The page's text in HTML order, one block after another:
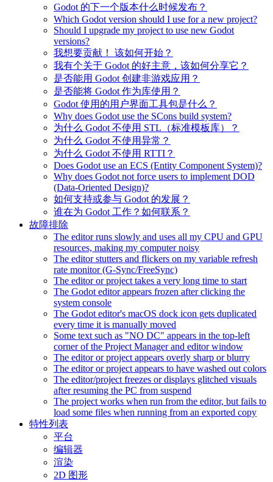
Godot 的下一个版本什么时候发布？
Which Godot version should I use for a new project?
Should I upgrade my project to use new Godot
versions?
我想要贡献！ 该如何开始？
我有个关于 Godot 的好主意，该如何分享它？
是否能用 Godot 创建非游戏应用？
是否能将 Godot 作为库使用？
Godot 使用的用户界面工具包是什么？
Why does Godot use the SCons build system?
为什么 Godot 不使用 STL（标准模板库）？
为什么 Godot 不使用异常？
为什么 Godot 不使用 RTTI？
Does Godot use an ECS (Entity Component System)?
Why does Godot not force users to implement DOD
(Data-Oriented Design)?
如何支持或参与 Godot 的发展？
谁在为 Godot 工作？如何联系？
故障排除
The editor runs slowly and uses all my CPU and GPU
resources, making my computer noisy
The editor stutters and flickers on my variable refresh
rate monitor (G-Sync/FreeSync)
The editor or project takes a very long time to start
The Godot editor appears frozen after clicking the
system console
The Godot editor's macOS dock icon gets duplicated
every time it is manually moved
Some text such as "NO DC" appears in the top-left
corner of the Project Manager and editor window
The editor or project appears overly sharp or blurry
The editor or project appears to have washed out colors
The editor/project freezes or displays glitched visuals
after resuming the PC from suspend
The project works when run from the editor, but fails to
load some files when running from an exported copy
特性列表
平台
编辑器
渲染
2D 图形